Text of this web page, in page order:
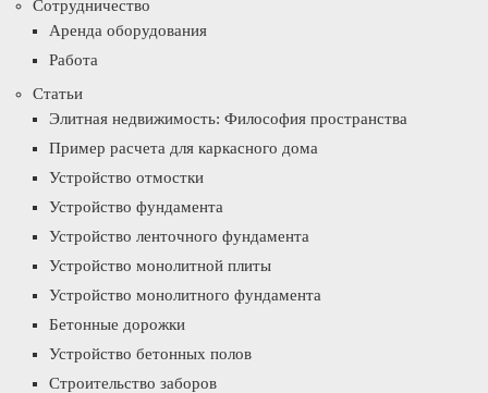
Сотрудничество
Аренда оборудования
Работа
Статьи
Элитная недвижимость: Философия пространства
Пример расчета для каркасного дома
Устройство отмостки
Устройство фундамента
Устройство ленточного фундамента
Устройство монолитной плиты
Устройство монолитного фундамента
Бетонные дорожки
Устройство бетонных полов
Строительство заборов